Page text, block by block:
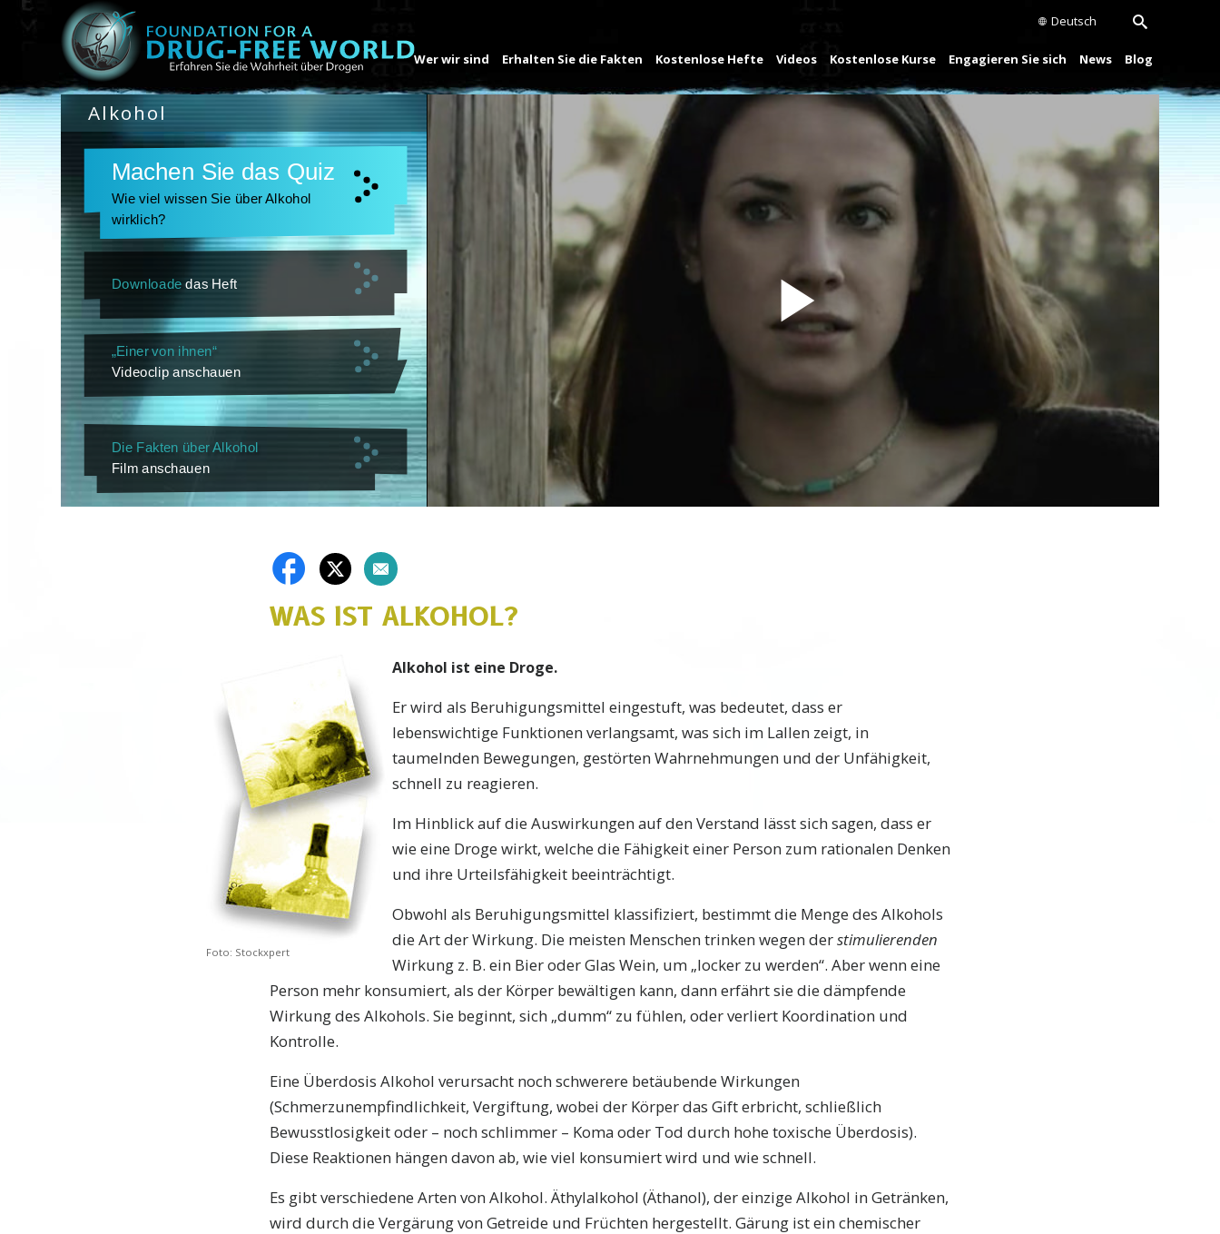
Deutsch
Wer wir sind Erhalten Sie die Fakten Kostenlose Hefte Videos Kostenlose Kurse Engagieren Sie sich News Blog
Play
Video
Alkohol
Machen Sie das Quiz
Wie viel wissen Sie über Alkohol
wirklich?
Downloade das Heft
„Einer von ihnen“
Videoclip anschauen
Die Fakten über Alkohol
Film anschauen
WAS IST ALKOHOL?
Foto: Stockxpert
Alkohol ist eine Droge.
Er wird als Beruhigungsmittel eingestuft, was bedeutet, dass er
lebenswichtige Funktionen verlangsamt, was sich im Lallen zeigt, in
taumelnden Bewegungen, gestörten Wahrnehmungen und der Unfähigkeit,
schnell zu reagieren.
Im Hinblick auf die Auswirkungen auf den Verstand lässt sich sagen, dass er
wie eine Droge wirkt, welche die Fähigkeit einer Person zum rationalen Denken
und ihre Urteilsfähigkeit beeinträchtigt.
Obwohl als Beruhigungsmittel klassifiziert, bestimmt die Menge des Alkohols
die Art der Wirkung. Die meisten Menschen trinken wegen derstimulierenden
Wirkung z. B. ein Bier oder Glas Wein, um „locker zu werden“. Aber wenn eine
Person mehr konsumiert, als der Körper bewältigen kann, dann erfährt sie die dämpfende
Wirkung des Alkohols. Sie beginnt, sich „dumm“ zu fühlen, oder verliert Koordination und
Kontrolle.
Eine Überdosis Alkohol verursacht noch schwerere betäubende Wirkungen
(Schmerzunempfindlichkeit, Vergiftung, wobei der Körper das Gift erbricht, schließlich
Bewusstlosigkeit oder – noch schlimmer – Koma oder Tod durch hohe toxische Überdosis).
Diese Reaktionen hängen davon ab, wie viel konsumiert wird und wie schnell.
Es gibt verschiedene Arten von Alkohol. Äthylalkohol (Äthanol), der einzige Alkohol in Getränken,
wird durch die Vergärung von Getreide und Früchten hergestellt. Gärung ist ein chemischer